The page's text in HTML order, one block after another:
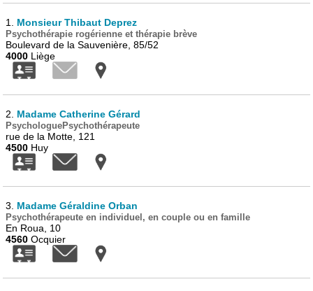
1. Monsieur Thibaut Deprez
Psychothérapie rogérienne et thérapie brève
Boulevard de la Sauvenière, 85/52
4000 Liège
2. Madame Catherine Gérard
PsychologuePsychothérapeute
rue de la Motte, 121
4500 Huy
3. Madame Géraldine Orban
Psychothérapeute en individuel, en couple ou en famille
En Roua, 10
4560 Ocquier